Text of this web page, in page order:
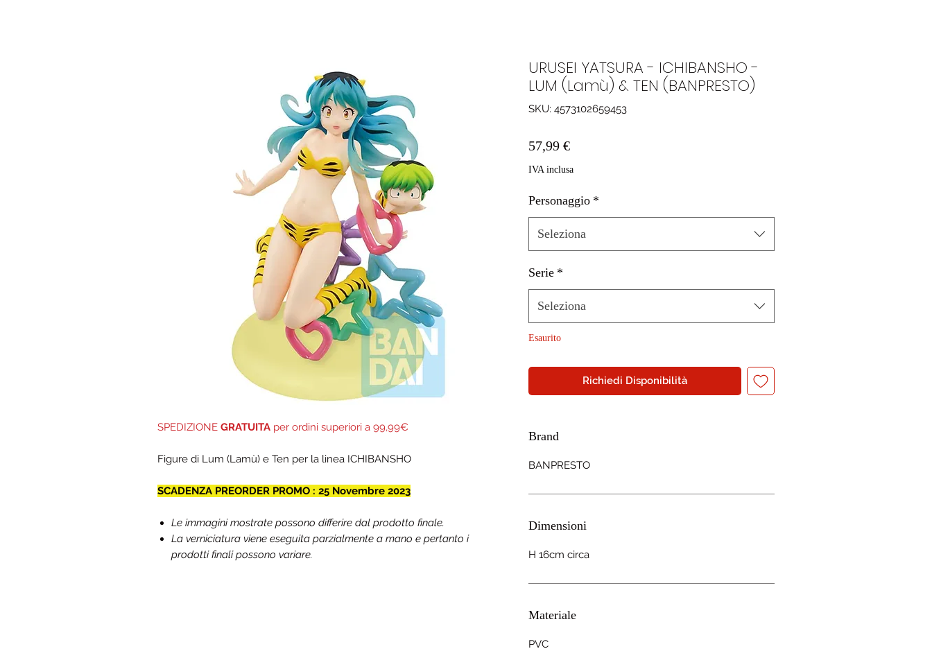
SPEDIZIONE GRATUITA per ordini superiori a 99,99€
Figure di Lum (Lamù) e Ten per la linea ICHIBANSHO
SCADENZA PREORDER PROMO : 25 Novembre 2023
Le immagini mostrate possono differire dal prodotto finale.
La verniciatura viene eseguita parzialmente a mano e pertanto i
prodotti finali possono variare.
URUSEI YATSURA - ICHIBANSHO -
LUM (Lamù) & TEN (BANPRESTO)
SKU: 4573102659453
57,99 €Prezzo
IVA inclusa
Personaggio *
Seleziona
Serie *
Seleziona
Esaurito
Richiedi Disponibilità
Brand
BANPRESTO
Dimensioni
H 16cm circa
Materiale
PVC